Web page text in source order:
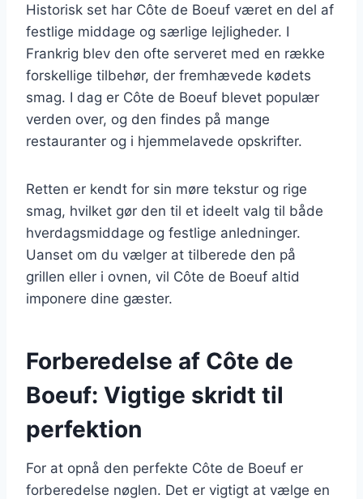
Historisk set har Côte de Boeuf været en del af
festlige middage og særlige lejligheder. I
Frankrig blev den ofte serveret med en række
forskellige tilbehør, der fremhævede kødets
smag. I dag er Côte de Boeuf blevet populær
verden over, og den findes på mange
restauranter og i hjemmelavede opskrifter.
Retten er kendt for sin møre tekstur og rige
smag, hvilket gør den til et ideelt valg til både
hverdagsmiddage og festlige anledninger.
Uanset om du vælger at tilberede den på
grillen eller i ovnen, vil Côte de Boeuf altid
imponere dine gæster.
Forberedelse af Côte de
Boeuf: Vigtige skridt til
perfektion
For at opnå den perfekte Côte de Boeuf er
forberedelse nøglen. Det er vigtigt at vælge en